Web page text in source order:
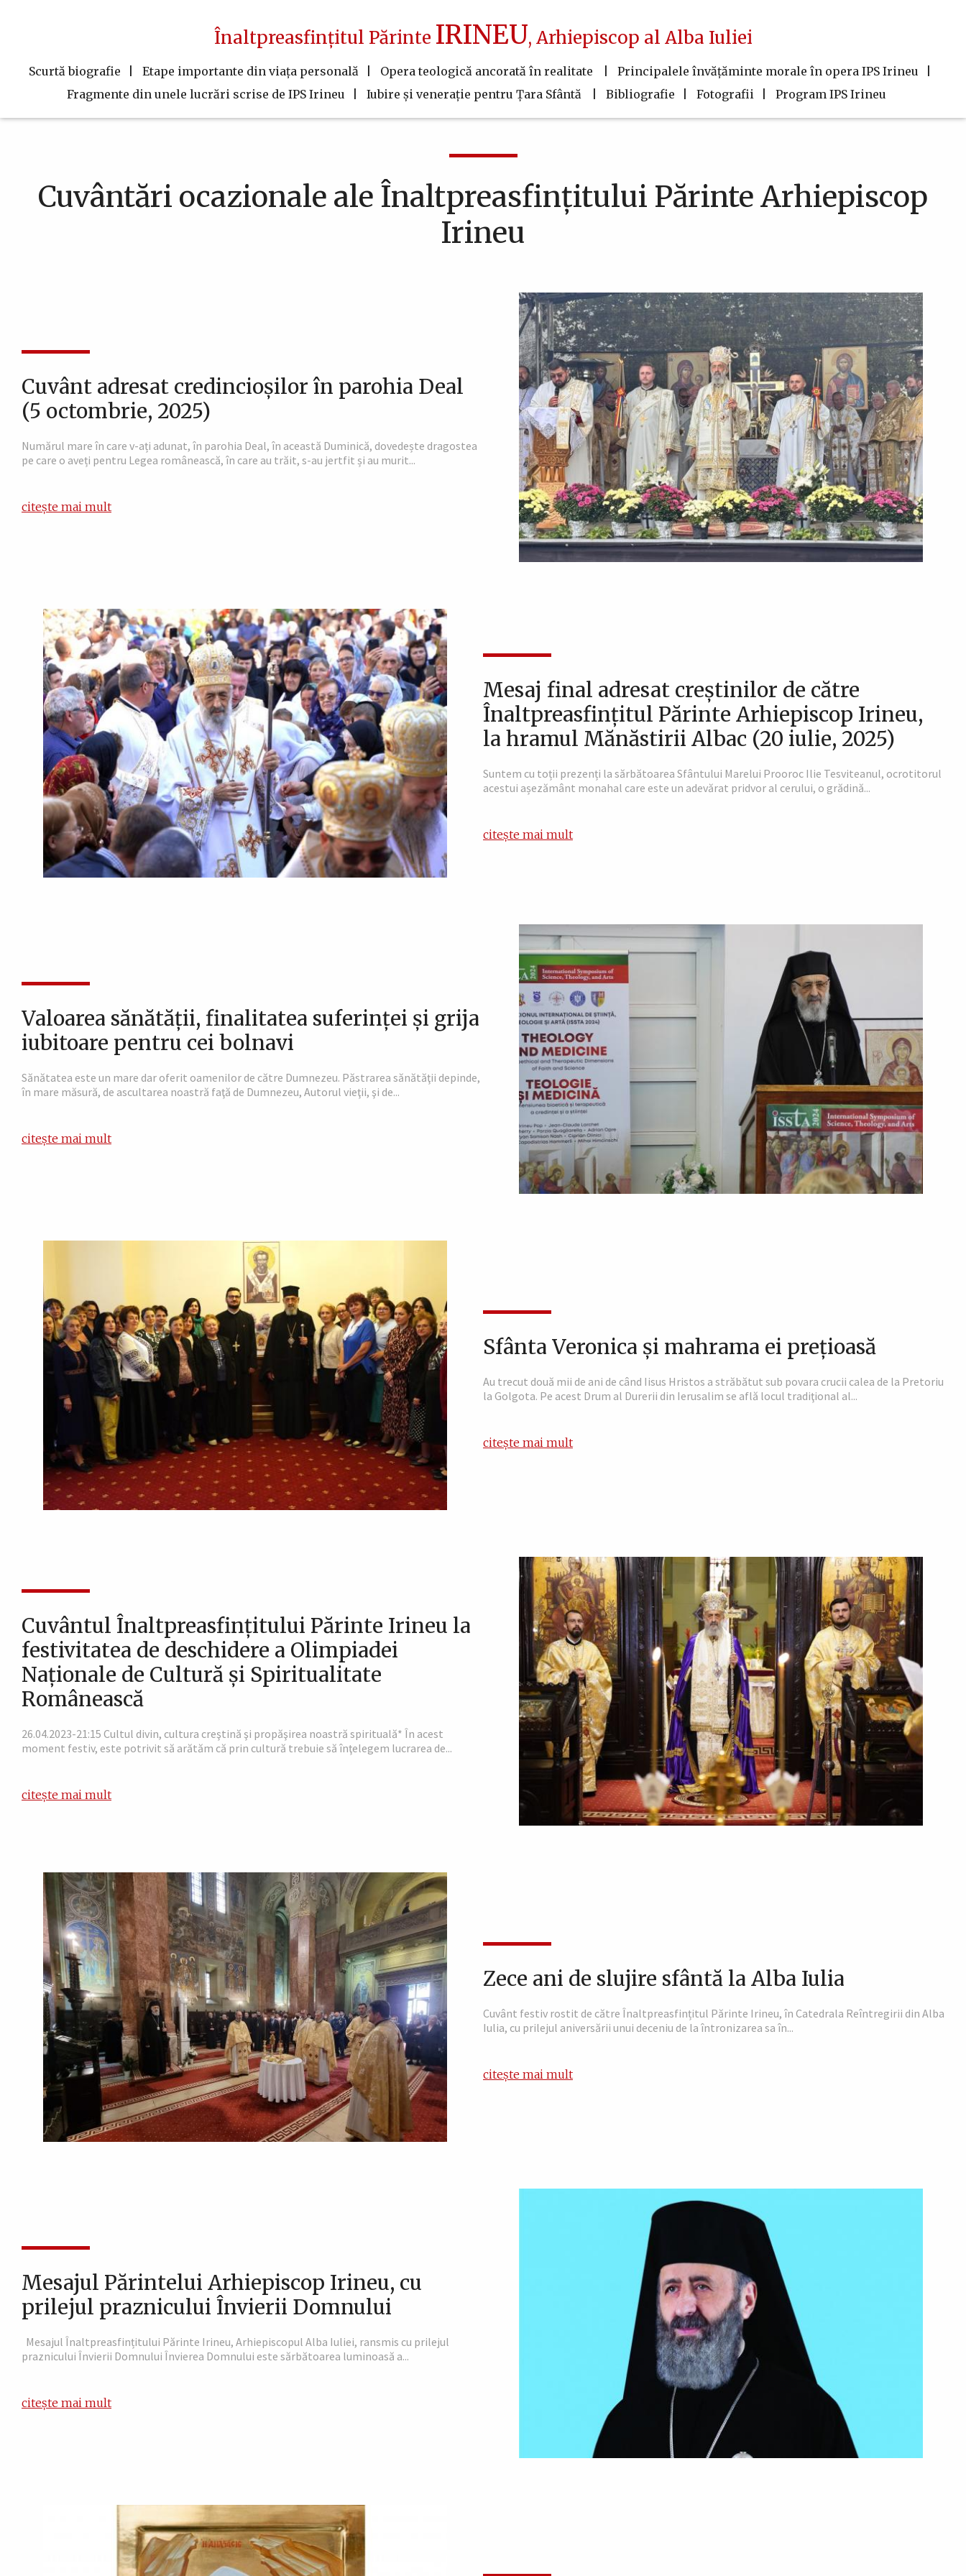
principal
Înaltpreasfințitul Părinte IRINEU, Arhiepiscop al Alba Iuliei
Scurtă biografie Etape importante din viaţa personală Opera teologică ancorată în realitate
Principalele învăţăminte morale în opera IPS Irineu
Fragmente din unele lucrări scrise de IPS Irineu
Iubire şi veneraţie pentru Ţara Sfântă Bibliografie Fotografii Program IPS Irineu
Cuvântări ocazionale ale Înaltpreasfințitului Părinte Arhiepiscop
Irineu
Cuvânt adresat credincioșilor în parohia Deal
(5 octombrie, 2025)
Numărul mare în care v-ați adunat, în parohia Deal, în această Duminică, dovedește dragostea
pe care o aveți pentru Legea românească, în care au trăit, s-au jertfit și au murit...
citește mai mult
Mesaj final adresat creștinilor de către
Înaltpreasfințitul Părinte Arhiepiscop Irineu,
la hramul Mănăstirii Albac (20 iulie, 2025)
Suntem cu toții prezenți la sărbătoarea Sfântului Marelui Prooroc Ilie Tesviteanul, ocrotitorul
acestui așezământ monahal care este un adevărat pridvor al cerului, o grădină...
citește mai mult
Valoarea sănătăţii, finalitatea suferinţei şi grija
iubitoare pentru cei bolnavi
Sănătatea este un mare dar oferit oamenilor de către Dumnezeu. Păstrarea sănătăţii depinde,
în mare măsură, de ascultarea noastră faţă de Dumnezeu, Autorul vieţii, şi de...
citește mai mult
Sfânta Veronica şi mahrama ei preţioasă
Au trecut două mii de ani de când Iisus Hristos a străbătut sub povara crucii calea de la Pretoriu
la Golgota. Pe acest Drum al Durerii din Ierusalim se află locul tradiţional al...
citește mai mult
Cuvântul Înaltpreasfințitului Părinte Irineu la
festivitatea de deschidere a Olimpiadei
Naționale de Cultură și Spiritualitate
Românească
26.04.2023-21:15 Cultul divin, cultura creştină şi propăşirea noastră spirituală* În acest
moment festiv, este potrivit să arătăm că prin cultură trebuie să înţelegem lucrarea de...
citește mai mult
Zece ani de slujire sfântă la Alba Iulia
Cuvânt festiv rostit de către Înaltpreasfințitul Părinte Irineu, în Catedrala Reîntregirii din Alba
Iulia, cu prilejul aniversării unui deceniu de la întronizarea sa în...
citește mai mult
Mesajul Părintelui Arhiepiscop Irineu, cu
prilejul praznicului Învierii Domnului
Mesajul Înaltpreasfințitului Părinte Irineu, Arhiepiscopul Alba Iuliei, ransmis cu prilejul
praznicului Învierii Domnului Învierea Domnului este sărbătoarea luminoasă a...
citește mai mult